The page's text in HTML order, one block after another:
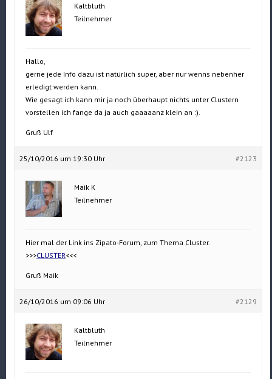
Kaltbluth
Teilnehmer
Hallo,
gerne jede Info dazu ist natürlich super, aber nur wenns nebenher
erledigt werden kann.
Wie gesagt ich kann mir ja noch überhaupt nichts unter Clustern
vorstellen ich fange da ja auch gaaaaanz klein an :).
Gruß Ulf
25/10/2016 um 19:30 Uhr #2123
Maik K
Teilnehmer
Hier mal der Link ins Zipato-Forum, zum Thema Cluster.
>>>CLUSTER<<<
Gruß Maik
26/10/2016 um 09:06 Uhr #2129
Kaltbluth
Teilnehmer